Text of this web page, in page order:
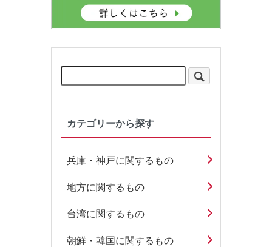
カテゴリーから探す
兵庫・神戸に関するもの
地方に関するもの
台湾に関するもの
朝鮮・韓国に関するもの